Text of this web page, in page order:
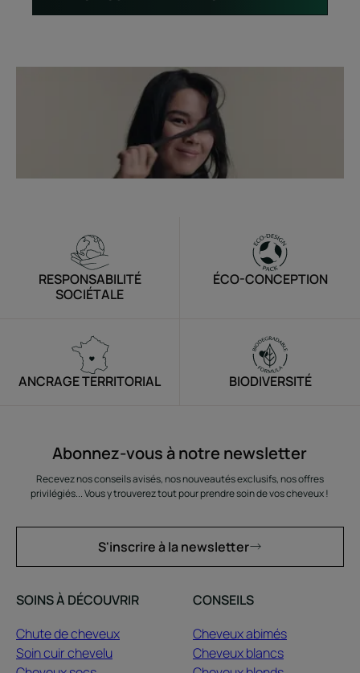
RESPONSABILITÉ
SOCIÉTALE
ÉCO-CONCEPTION
ANCRAGE TERRITORIAL BIODIVERSITÉ
Abonnez-vous à notre newsletter
Recevez nos conseils avisés, nos nouveautés exclusifs, nos offres
privilégiés... Vous y trouverez tout pour prendre soin de vos cheveux !
S'inscrire à la newsletter
SOINS À DÉCOUVRIR
Chute de cheveux
Soin cuir chevelu
CONSEILS
Cheveux abimés
Cheveux blancs